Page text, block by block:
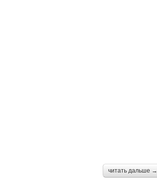
читать дальше →